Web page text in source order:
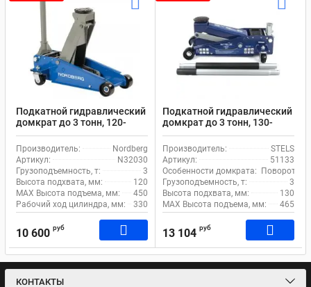
Подкатной гидравлический
домкрат до 3 тонн, 120-
450мм Nordberg N32030
Производитель:
Nordberg
Артикул:
N32030
Грузоподъемность, т:
3
Высота подхвата, мм:
120
MAX Высота подъема, мм:
450
Рабочий ход цилиндра, мм:
330
10 600 руб
Подкатной гидравлический
домкрат до 3 тонн, 130-
465мм STELS 51133
Производитель:
STELS
Артикул:
51133
Особенности домкрата:
Грузоподъемность, т:
3
Высота подхвата, мм:
130
MAX Высота подъема, мм:
465
13 104 руб
КОНТАКТЫ